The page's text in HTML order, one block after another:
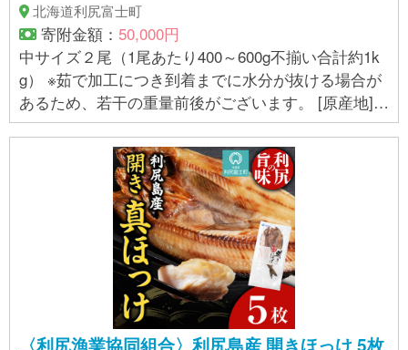
北海道利尻富士町
寄附金額： 50,000円
中サイズ２尾（1尾あたり400～600g不揃い合計約1k
g） ※茹で加工につき到着までに水分が抜ける場合が
あるため、若干の重量前後がございます。 [原産地]北
海道利尻島産・宗谷産 [加工地]北海道利尻島 アレル
式会社Souplesse（スプレス）
〈利尻漁業協同組合〉利尻島産 開きほっけ 5枚